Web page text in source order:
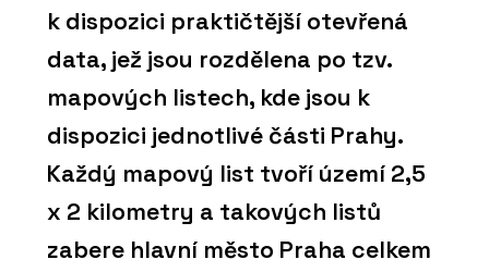
k dispozici praktičtější otevřená
data, jež jsou rozdělena po tzv.
mapových listech, kde jsou k
dispozici jednotlivé části Prahy.
Každý mapový list tvoří území 2,5
x 2 kilometry a takových listů
zabere hlavní město Praha celkem